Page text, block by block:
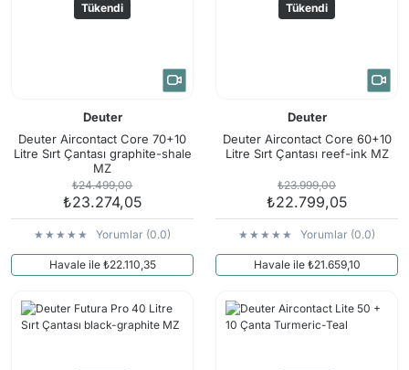
Tükendi
Deuter
Deuter Aircontact Core 70+10
Litre Sırt Çantası graphite-shale
MZ
₺24.499,00
₺23.274,05
Yorumlar (0.0)
Havale ile ₺22.110,35
Tükendi
Deuter
Deuter Aircontact Core 60+10
Litre Sırt Çantası reef-ink MZ
₺23.999,00
₺22.799,05
Yorumlar (0.0)
Havale ile ₺21.659,10